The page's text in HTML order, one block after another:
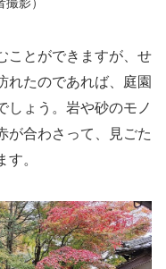
影）
ことができますが、せ
れたのであれば、庭園
しょう。岩や砂のモノ
が合わさって、見ごた
。